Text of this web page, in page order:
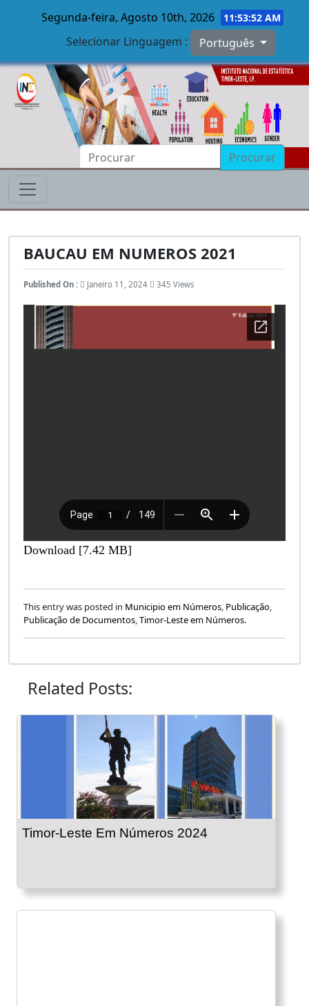
Skip to main content
Segunda-feira, Agosto 10th, 2026 11:53:53 AM
Selecionar Linguagem : Português
Procurar
BAUCAU EM NUMEROS 2021
Published On : Janeiro 11, 2024 345 Views
Download [7.42 MB]
This entry was posted in Municipio em Números, Publicação,
Publicação de Documentos,Timor-Leste em Números.
Related Posts:
Timor-Leste Em Números 2024